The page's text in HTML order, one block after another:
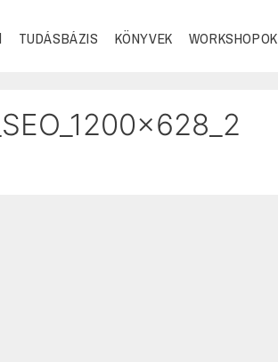
TUDÁSBÁZIS KÖNYVEK WORKSHOPOK